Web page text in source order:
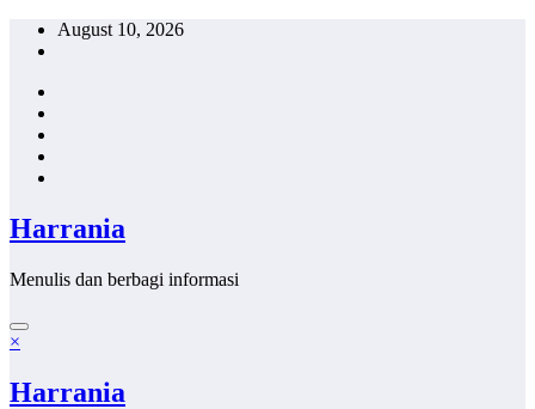
Skip
August 10, 2026
Harrania
Menulis dan berbagi informasi
×
Harrania